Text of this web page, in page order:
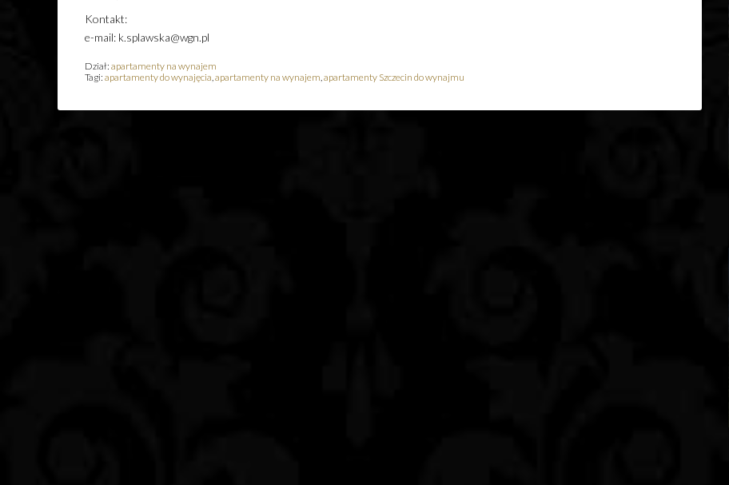
Kontakt:
e-mail: k.splawska@wgn.pl
Dział: apartamenty na wynajem
Tagi: apartamenty do wynajęcia,apartamenty na wynajem,apartamenty Szczecin do wynajmu